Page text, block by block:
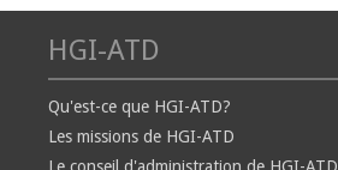
HGI-ATD
Qu'est-ce que HGI-ATD?
Les missions de HGI-ATD